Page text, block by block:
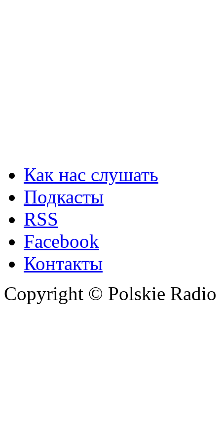
Как нас слушать
Подкасты
RSS
Facebook
Контакты
Copyright © Polskie